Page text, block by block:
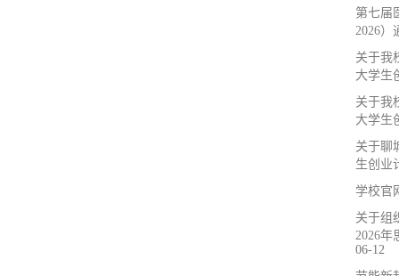
第七届
2026）
关于我
大学生
关于我
大学生
关于聊
生创业
学校官
关于组
2026年
06-12